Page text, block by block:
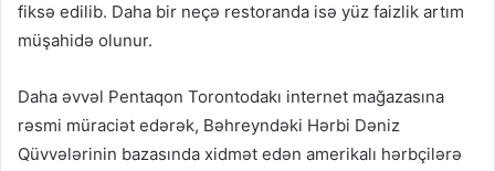
fiksə edilib. Daha bir neçə restoranda isə yüz faizlik artım
müşahidə olunur.
Daha əvvəl Pentaqon Torontodakı internet mağazasına
rəsmi müraciət edərək, Bəhreyndəki Hərbi Dəniz
Qüvvələrinin bazasında xidmət edən amerikalı hərbçilərə